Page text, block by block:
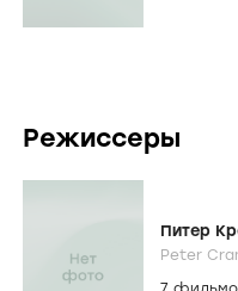
Режиссеры
Питер
Peter